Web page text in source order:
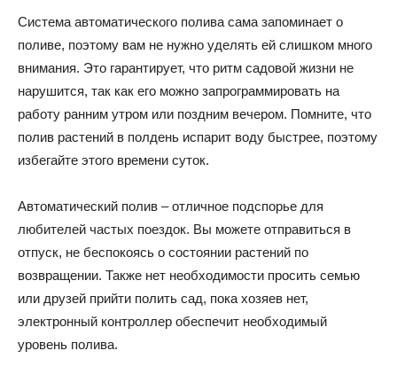
Система автоматического полива сама запоминает о
поливе, поэтому вам не нужно уделять ей слишком много
внимания. Это гарантирует, что ритм садовой жизни не
нарушится, так как его можно запрограммировать на
работу ранним утром или поздним вечером. Помните, что
полив растений в полдень испарит воду быстрее, поэтому
избегайте этого времени суток.
Автоматический полив – отличное подспорье для
любителей частых поездок. Вы можете отправиться в
отпуск, не беспокоясь о состоянии растений по
возвращении. Также нет необходимости просить семью
или друзей прийти полить сад, пока хозяев нет,
электронный контроллер обеспечит необходимый
уровень полива.